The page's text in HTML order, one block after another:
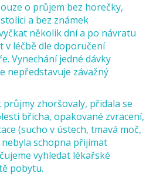
o průjem bez horečky,
a bez známek
několik dní a po návratu
v léčbě dle doporučení
Vynechání jedné dávky
nepředstavuje závažný
průjmy zhoršovaly, přidala se
břicha, opakované zvracení,
(sucho v ústech, tmavá moč,
schopna přijímat
vyhledat lékařské
pobytu.